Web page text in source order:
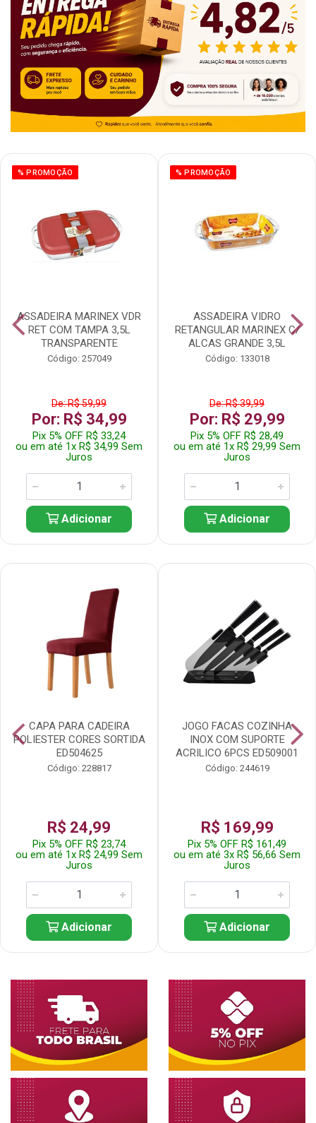
% PROMOÇÃO
ASSADEIRA MARINEX VDR
RET COM TAMPA 3,5L
TRANSPARENTE
Código: 257049
De: R$ 59,99
Por: R$ 34,99
Pix 5% OFF R$ 33,24
ou em até 1x R$ 34,99 Sem
Juros
Adicionar
% PROMOÇÃO
ASSADEIRA VIDRO
RETANGULAR MARINEX C/
ALCAS GRANDE 3,5L
Código: 133018
De: R$ 39,99
Por: R$ 29,99
Pix 5% OFF R$ 28,49
ou em até 1x R$ 29,99 Sem
Juros
Adicionar
CAPA PARA CADEIRA
POLIESTER CORES SORTIDA
ED504625
Código: 228817
R$ 24,99
Pix 5% OFF R$ 23,74
ou em até 1x R$ 24,99 Sem
Juros
Adicionar
JOGO FACAS COZINHA
INOX COM SUPORTE
ACRILICO 6PCS ED509001
Código: 244619
R$ 169,99
Pix 5% OFF R$ 161,49
ou em até 3x R$ 56,66 Sem
Juros
Adicionar